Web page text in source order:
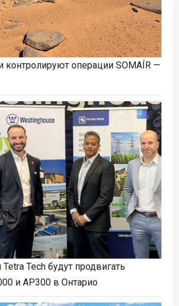
контролируют операции SOMAÍR —
Tech будут продвигать
и AP300 в Онтарио